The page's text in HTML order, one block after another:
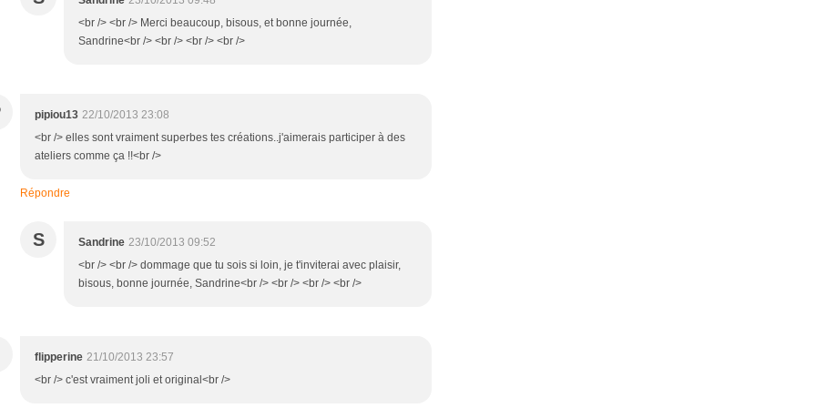
<br /> <br /> Merci beaucoup, bisous, et bonne journée,
Sandrine<br /> <br /> <br /> <br />
pipiou13 22/10/2013 23:08
<br /> elles sont vraiment superbes tes créations..j'aimerais participer à des
ateliers comme ça !!<br />
Répondre
S Sandrine 23/10/2013 09:52
<br /> <br /> dommage que tu sois si loin, je t'inviterai avec plaisir,
bisous, bonne journée, Sandrine<br /> <br /> <br /> <br />
flipperine 21/10/2013 23:57
<br /> c'est vraiment joli et original<br />